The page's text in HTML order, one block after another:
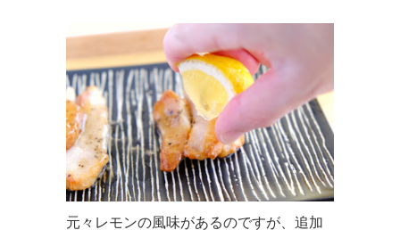
元々レモンの風味があるのですが、追加